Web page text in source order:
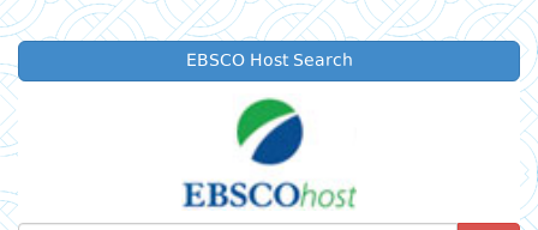
EBSCO Host Search